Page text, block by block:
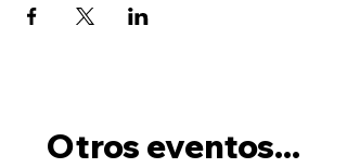
Otros eventos...